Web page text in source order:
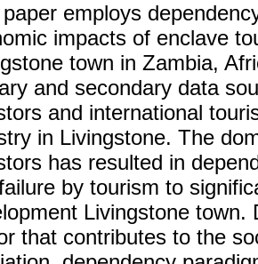
employs
impacts of enclave
town in Zambia,
and secondary data
and international
in Livingstone. The
has resulted in
by tourism to
Livingstone
that contributes to the